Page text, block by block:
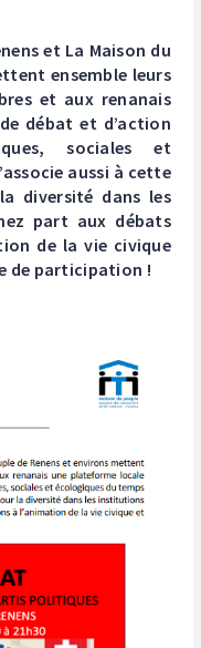
et La Maison du
ensemble leurs
et aux renanais
débat et d’action
sociales et
aussi à cette
diversité dans les
part aux débats
de la vie civique
de participation !